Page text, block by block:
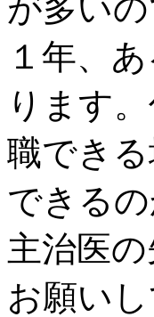
が多い
１年、
ります
職でき
できる
主治医
お願い